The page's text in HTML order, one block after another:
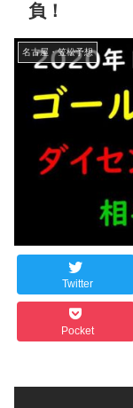
負！
名古屋・笠松予想
Twitter
Pocket